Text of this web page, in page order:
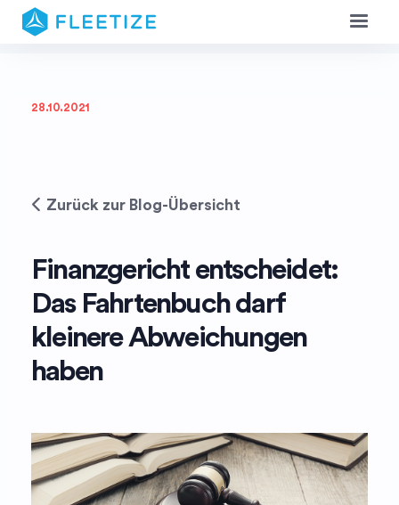
28.10.2021
Zurück zur Blog-Übersicht
Finanzgericht entscheidet:
Das Fahrtenbuch darf
kleinere Abweichungen
haben